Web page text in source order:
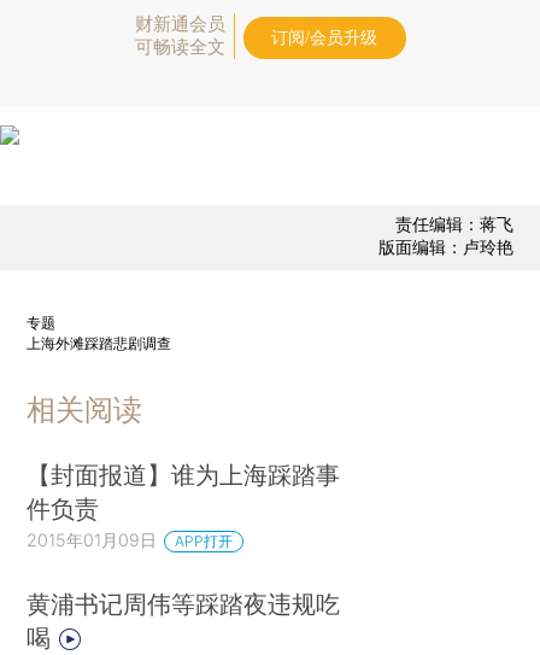
财新通会员
可畅读全文
订阅/会员升级
责任编辑：蒋飞
版面编辑：卢玲艳
专题
上海外滩踩踏悲剧调查
相关阅读
【封面报道】谁为上海踩踏事
件负责
2015年01月09日 APP打开
黄浦书记周伟等踩踏夜违规吃
喝